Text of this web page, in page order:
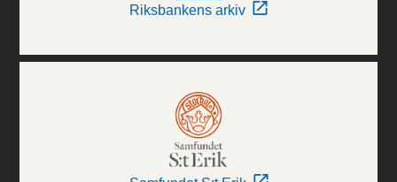
Riksbankens arkiv